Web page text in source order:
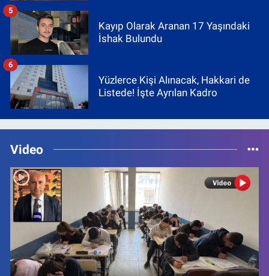
Kayıp Olarak Aranan 17 Yaşındaki
İshak Bulundu
5
Yüzlerce Kişi Alınacak, Hakkari de
Listede! İşte Ayrılan Kadro
6
Video